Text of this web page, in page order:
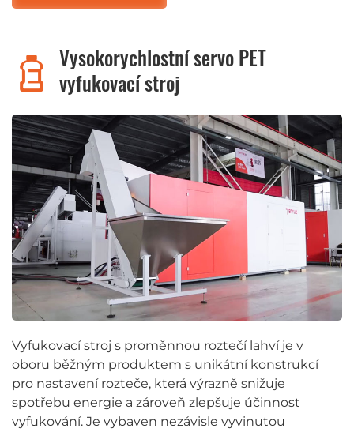
Vysokorychlostní servo PET
vyfukovací stroj
Vyfukovací stroj s proměnnou roztečí lahví je v
oboru běžným produktem s unikátní konstrukcí
pro nastavení rozteče, která výrazně snižuje
spotřebu energie a zároveň zlepšuje účinnost
vyfukování. Je vybaven nezávisle vyvinutou